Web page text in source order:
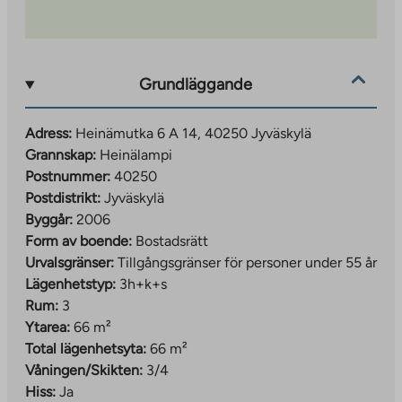
Grundläggande
Adress: Heinämutka 6 A 14, 40250 Jyväskylä
Grannskap: Heinälampi
Postnummer: 40250
Postdistrikt: Jyväskylä
Byggår: 2006
Form av boende: Bostadsrätt
Urvalsgränser: Tillgångsgränser för personer under 55 år
Lägenhetstyp: 3h+k+s
Rum: 3
Ytarea: 66 m²
Total lägenhetsyta: 66 m²
Våningen/Skikten: 3/4
Hiss: Ja